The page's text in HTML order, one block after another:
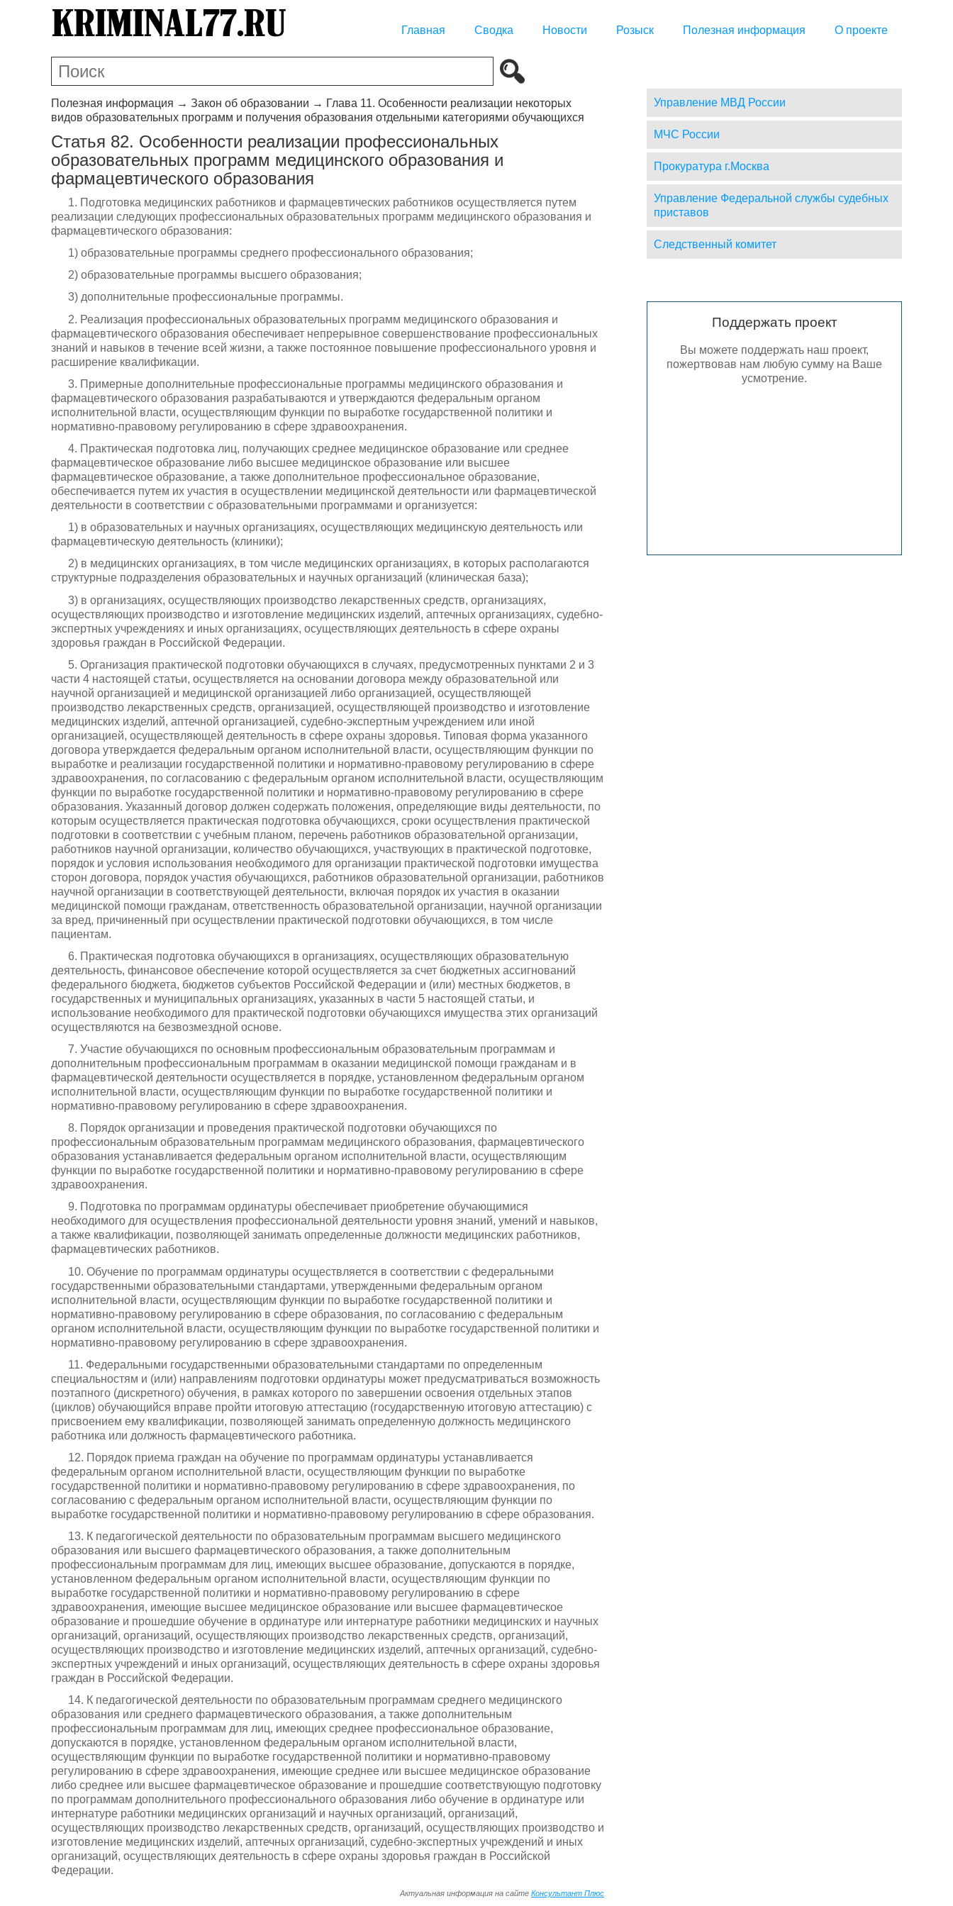
Главная Сводка Новости Розыск Полезная информация О проекте
Полезная информация → Закон об образовании → Глава 11. Особенности реализации некоторых
видов образовательных программ и получения образования отдельными категориями обучающихся
Статья 82. Особенности реализации профессиональных
образовательных программ медицинского образования и
фармацевтического образования
1. Подготовка медицинских работников и фармацевтических работников осуществляется путем
реализации следующих профессиональных образовательных программ медицинского образования и
фармацевтического образования:
1) образовательные программы среднего профессионального образования;
2) образовательные программы высшего образования;
3) дополнительные профессиональные программы.
2. Реализация профессиональных образовательных программ медицинского образования и
фармацевтического образования обеспечивает непрерывное совершенствование профессиональных
знаний и навыков в течение всей жизни, а также постоянное повышение профессионального уровня и
расширение квалификации.
3. Примерные дополнительные профессиональные программы медицинского образования и
фармацевтического образования разрабатываются и утверждаются федеральным органом
исполнительной власти, осуществляющим функции по выработке государственной политики и
нормативно-правовому регулированию в сфере здравоохранения.
4. Практическая подготовка лиц, получающих среднее медицинское образование или среднее
фармацевтическое образование либо высшее медицинское образование или высшее
фармацевтическое образование, а также дополнительное профессиональное образование,
обеспечивается путем их участия в осуществлении медицинской деятельности или фармацевтической
деятельности в соответствии с образовательными программами и организуется:
1) в образовательных и научных организациях, осуществляющих медицинскую деятельность или
фармацевтическую деятельность (клиники);
2) в медицинских организациях, в том числе медицинских организациях, в которых располагаются
структурные подразделения образовательных и научных организаций (клиническая база);
3) в организациях, осуществляющих производство лекарственных средств, организациях,
осуществляющих производство и изготовление медицинских изделий, аптечных организациях, судебно-
экспертных учреждениях и иных организациях, осуществляющих деятельность в сфере охраны
здоровья граждан в Российской Федерации.
5. Организация практической подготовки обучающихся в случаях, предусмотренных пунктами 2 и 3
части 4 настоящей статьи, осуществляется на основании договора между образовательной или
научной организацией и медицинской организацией либо организацией, осуществляющей
производство лекарственных средств, организацией, осуществляющей производство и изготовление
медицинских изделий, аптечной организацией, судебно-экспертным учреждением или иной
организацией, осуществляющей деятельность в сфере охраны здоровья. Типовая форма указанного
договора утверждается федеральным органом исполнительной власти, осуществляющим функции по
выработке и реализации государственной политики и нормативно-правовому регулированию в сфере
здравоохранения, по согласованию с федеральным органом исполнительной власти, осуществляющим
функции по выработке государственной политики и нормативно-правовому регулированию в сфере
образования. Указанный договор должен содержать положения, определяющие виды деятельности, по
которым осуществляется практическая подготовка обучающихся, сроки осуществления практической
подготовки в соответствии с учебным планом, перечень работников образовательной организации,
работников научной организации, количество обучающихся, участвующих в практической подготовке,
порядок и условия использования необходимого для организации практической подготовки имущества
сторон договора, порядок участия обучающихся, работников образовательной организации, работников
научной организации в соответствующей деятельности, включая порядок их участия в оказании
медицинской помощи гражданам, ответственность образовательной организации, научной организации
за вред, причиненный при осуществлении практической подготовки обучающихся, в том числе
пациентам.
6. Практическая подготовка обучающихся в организациях, осуществляющих образовательную
деятельность, финансовое обеспечение которой осуществляется за счет бюджетных ассигнований
федерального бюджета, бюджетов субъектов Российской Федерации и (или) местных бюджетов, в
государственных и муниципальных организациях, указанных в части 5 настоящей статьи, и
использование необходимого для практической подготовки обучающихся имущества этих организаций
осуществляются на безвозмездной основе.
7. Участие обучающихся по основным профессиональным образовательным программам и
дополнительным профессиональным программам в оказании медицинской помощи гражданам и в
фармацевтической деятельности осуществляется в порядке, установленном федеральным органом
исполнительной власти, осуществляющим функции по выработке государственной политики и
нормативно-правовому регулированию в сфере здравоохранения.
8. Порядок организации и проведения практической подготовки обучающихся по
профессиональным образовательным программам медицинского образования, фармацевтического
образования устанавливается федеральным органом исполнительной власти, осуществляющим
функции по выработке государственной политики и нормативно-правовому регулированию в сфере
здравоохранения.
9. Подготовка по программам ординатуры обеспечивает приобретение обучающимися
необходимого для осуществления профессиональной деятельности уровня знаний, умений и навыков,
а также квалификации, позволяющей занимать определенные должности медицинских работников,
фармацевтических работников.
10. Обучение по программам ординатуры осуществляется в соответствии с федеральными
государственными образовательными стандартами, утвержденными федеральным органом
исполнительной власти, осуществляющим функции по выработке государственной политики и
нормативно-правовому регулированию в сфере образования, по согласованию с федеральным
органом исполнительной власти, осуществляющим функции по выработке государственной политики и
нормативно-правовому регулированию в сфере здравоохранения.
11. Федеральными государственными образовательными стандартами по определенным
специальностям и (или) направлениям подготовки ординатуры может предусматриваться возможность
поэтапного (дискретного) обучения, в рамках которого по завершении освоения отдельных этапов
(циклов) обучающийся вправе пройти итоговую аттестацию (государственную итоговую аттестацию) с
присвоением ему квалификации, позволяющей занимать определенную должность медицинского
работника или должность фармацевтического работника.
12. Порядок приема граждан на обучение по программам ординатуры устанавливается
федеральным органом исполнительной власти, осуществляющим функции по выработке
государственной политики и нормативно-правовому регулированию в сфере здравоохранения, по
согласованию с федеральным органом исполнительной власти, осуществляющим функции по
выработке государственной политики и нормативно-правовому регулированию в сфере образования.
13. К педагогической деятельности по образовательным программам высшего медицинского
образования или высшего фармацевтического образования, а также дополнительным
профессиональным программам для лиц, имеющих высшее образование, допускаются в порядке,
установленном федеральным органом исполнительной власти, осуществляющим функции по
выработке государственной политики и нормативно-правовому регулированию в сфере
здравоохранения, имеющие высшее медицинское образование или высшее фармацевтическое
образование и прошедшие обучение в ординатуре или интернатуре работники медицинских и научных
организаций, организаций, осуществляющих производство лекарственных средств, организаций,
осуществляющих производство и изготовление медицинских изделий, аптечных организаций, судебно-
экспертных учреждений и иных организаций, осуществляющих деятельность в сфере охраны здоровья
граждан в Российской Федерации.
14. К педагогической деятельности по образовательным программам среднего медицинского
образования или среднего фармацевтического образования, а также дополнительным
профессиональным программам для лиц, имеющих среднее профессиональное образование,
допускаются в порядке, установленном федеральным органом исполнительной власти,
осуществляющим функции по выработке государственной политики и нормативно-правовому
регулированию в сфере здравоохранения, имеющие среднее или высшее медицинское образование
либо среднее или высшее фармацевтическое образование и прошедшие соответствующую подготовку
по программам дополнительного профессионального образования либо обучение в ординатуре или
интернатуре работники медицинских организаций и научных организаций, организаций,
осуществляющих производство лекарственных средств, организаций, осуществляющих производство и
изготовление медицинских изделий, аптечных организаций, судебно-экспертных учреждений и иных
организаций, осуществляющих деятельность в сфере охраны здоровья граждан в Российской
Федерации.
Актуальная информация на сайте Консультант Плюс
Управление МВД России
МЧС России
Прокуратура г.Москва
Управление Федеральной службы судебных
приставов
Следственный комитет
Поддержать проект
Вы можете поддержать наш проект,
пожертвовав нам любую сумму на Ваше
усмотрение.